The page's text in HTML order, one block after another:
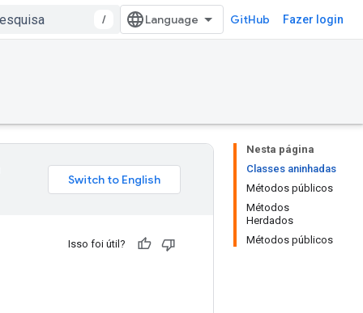
/ GitHub Fazer login
Nesta página
Classes aninhadas
Métodos públicos
Métodos
Herdados
Métodos públicos
Isso foi útil?